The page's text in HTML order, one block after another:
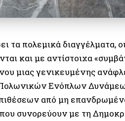
τα πολεμικά διαγγέλματα,
και με αντίστοιχα
μιας γενικευμένης
Πολωνικών Ενόπλων
από μη
συνορεύουν με τη